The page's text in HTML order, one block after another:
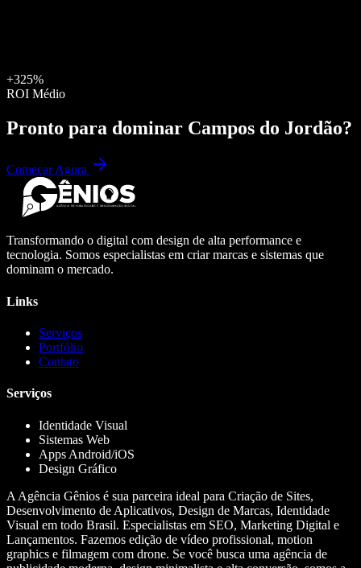
+325%
ROI Médio
Pronto para dominar Campos do Jordão?
Começar Agora
Transformando o digital com design de alta performance e
tecnologia. Somos especialistas em criar marcas e sistemas que
dominam o mercado.
Links
Serviços
Portfólio
Contato
Serviços
Identidade Visual
Sistemas Web
Apps Android/iOS
Design Gráfico
A Agência Gênios é sua parceira ideal para Criação de Sites,
Desenvolvimento de Aplicativos, Design de Marcas, Identidade
Visual em todo Brasil. Especialistas em SEO, Marketing Digital e
Lançamentos. Fazemos edição de vídeo profissional, motion
graphics e filmagem com drone. Se você busca uma agência de